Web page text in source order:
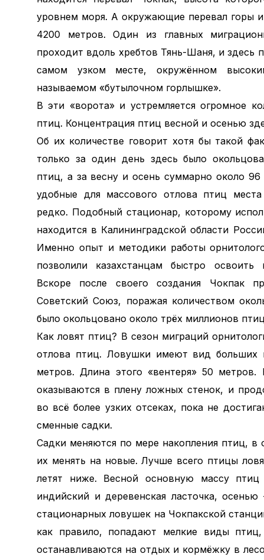
уровнем моря. А окружающие перевал горы
4200 метров. Один из главных
проходит вдоль хребтов Тянь-Шаня, и здесь
самом узком месте, окружённом
называемом «бутылочном горлышке».
В эти «ворота» и устремляется огромное
птиц. Концентрация птиц весной и осенью
Об их количестве говорит хотя бы такой
только за один день здесь было
птиц, а за весну и осень суммарно около 96
удобные для массового отлова птиц места
редко. Подобный стационар, которому
находится в Калининградской области
Именно опыт и методики работы
позволили казахстанцам быстро освоить
Вскоре после своего создания Чокпак
Советский Союз, поражая количеством
было окольцовано около трёх миллионов
Как ловят птиц? В сезон миграций
отлова птиц. Ловушки имеют вид
метров. Длина этого «вентеря» 50
оказываются в плену ложных стенок, и
во всё более узких отсеках, пока не
сменные садки.
Садки меняются по мере накопления птиц, в
их менять на новые. Лучше всего птицы
летят ниже. Весной основную массу
индийский и деревенская ласточка,
стационарных ловушек на Чокпакской
как правило, попадают мелкие виды
останавливаются на отдых и кормёжку в